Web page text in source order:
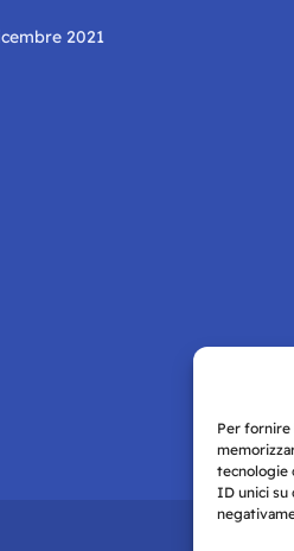
Per fornire
tecnologie
ID unici su
2021